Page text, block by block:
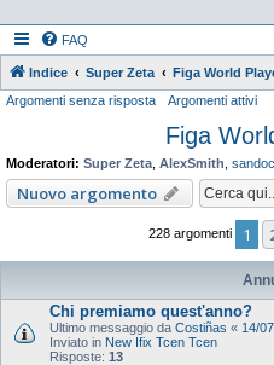
FAQ
Indice Super Zeta Figa World
Argomenti senza risposta Argomenti attivi
Figa
Moderatori: Super Zeta AlexSmith
Nuovo argomento
228 argomenti 1
Chi premiamo quest'anno?
Ultimo messaggio da Costiñas « 14/
Inviato in New Ifix Tcen Tcen
Risposte: 13